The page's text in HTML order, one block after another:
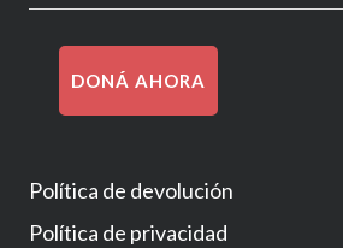
DONÁ AHORA
Política de devolución
Política de privacidad